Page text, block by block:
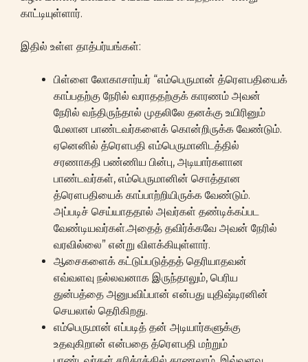
காட்டியுள்ளார்.
இதில் உள்ள தாத்பர்யங்கள்:
பிள்ளை லோகாசார்யர் “எம்பெருமான் த்ரௌபதியைக்
காப்பதற்கு நேரில் வராததற்குக் காரணம் அவன்
நேரில் வந்திருந்தால் முதலிலே தனக்கு உயிரினும்
மேலான பாண்டவர்களைக் கொன்றிருக்க வேண்டும்.
ஏனெனில் த்ரௌபதி எம்பெருமானிடத்தில்
சரணாகதி பண்ணிய பின்பு, அடியார்களான
பாண்டவர்கள், எம்பெருமானின் சொத்தான
த்ரௌபதியைக் காப்பாற்றியிருக்க வேண்டும்.
அப்படிச் செய்யாததால் அவர்கள் தண்டிக்கப்பட
வேண்டியவர்கள்.அதைத் தவிர்க்கவே அவன் நேரில்
வரவில்லை” என்று விளக்கியுள்ளார்.
ஆசைகளைக் கட்டுப்படுத்தத் தெரியாதவன்
எவ்வளவு நல்லவனாக இருந்தாலும், பெரிய
துன்பத்தை அனுபவிப்பான் என்பது யுதிஷ்டிரனின்
செயலால் தெரிகிறது.
எம்பெருமான் எப்படித் தன் அடியார்களுக்கு
உதவுகிறான் என்பதை த்ரௌபதி மற்றும்